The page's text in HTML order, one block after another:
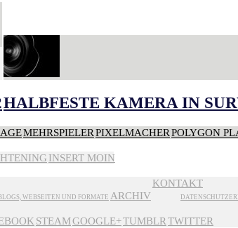
HALBFESTE KAMERA IN
MEHRSPIELERPIXELMACHERPOLYGON
INSERT MOIN
WEBSEITEN UND FORMATE ARCHIV
KONTAKT
STEAMGOOGLE+TUMBLRTWITTER